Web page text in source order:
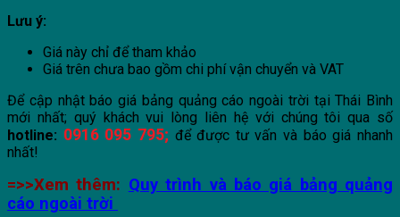
Lưu ý:
Giá này chỉ để tham khảo
Giá trên chưa bao gồm chi phí vận chuyển và VAT
Để cập nhật báo giá bảng quảng cáo ngoài trời tại Thái Bình
mới nhất; quý khách vui lòng liên hệ với chúng tôi qua số
hotline: 0916 095 795; để được tư vấn và báo giá nhanh
nhất!
=>>Xem thêm: Quy trình và báo giá bảng quảng
cáo ngoài trời